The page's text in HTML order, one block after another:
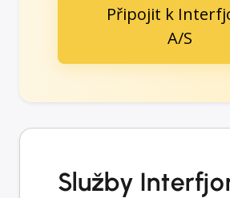
Připojit k
A/S
Služby